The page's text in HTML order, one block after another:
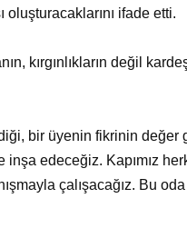
oluşturacaklarını ifade etti.
kırgınlıkların değil
bir üyenin fikrinin
edeceğiz. Kapımız
çalışacağız. Bu